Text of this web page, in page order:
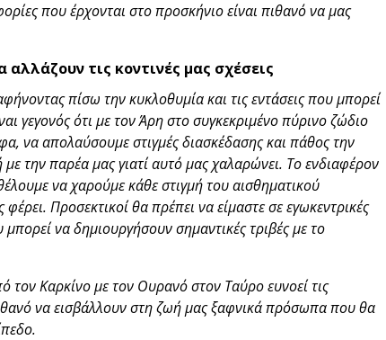
που έρχονται στο προσκήνιο είναι πιθανό να μας
τις κοντινές μας σχέσεις
πίσω την κυκλοθυμία και τις εντάσεις που μπορεί
γεγονός ότι με τον Άρη στο συγκεκριμένο πύρινο ζώδιο
να απολαύσουμε στιγμές διασκέδασης και πάθος την
την παρέα μας γιατί αυτό μας χαλαρώνει. Το ενδιαφέρον
να χαρούμε κάθε στιγμή του αισθηματικού
Προσεκτικοί θα πρέπει να είμαστε σε εγωκεντρικές
να δημιουργήσουν σημαντικές τριβές με το
τον Καρκίνο με τον Ουρανό στον Ταύρο ευνοεί τις
να εισβάλλουν στη ζωή μας ξαφνικά πρόσωπα που θα